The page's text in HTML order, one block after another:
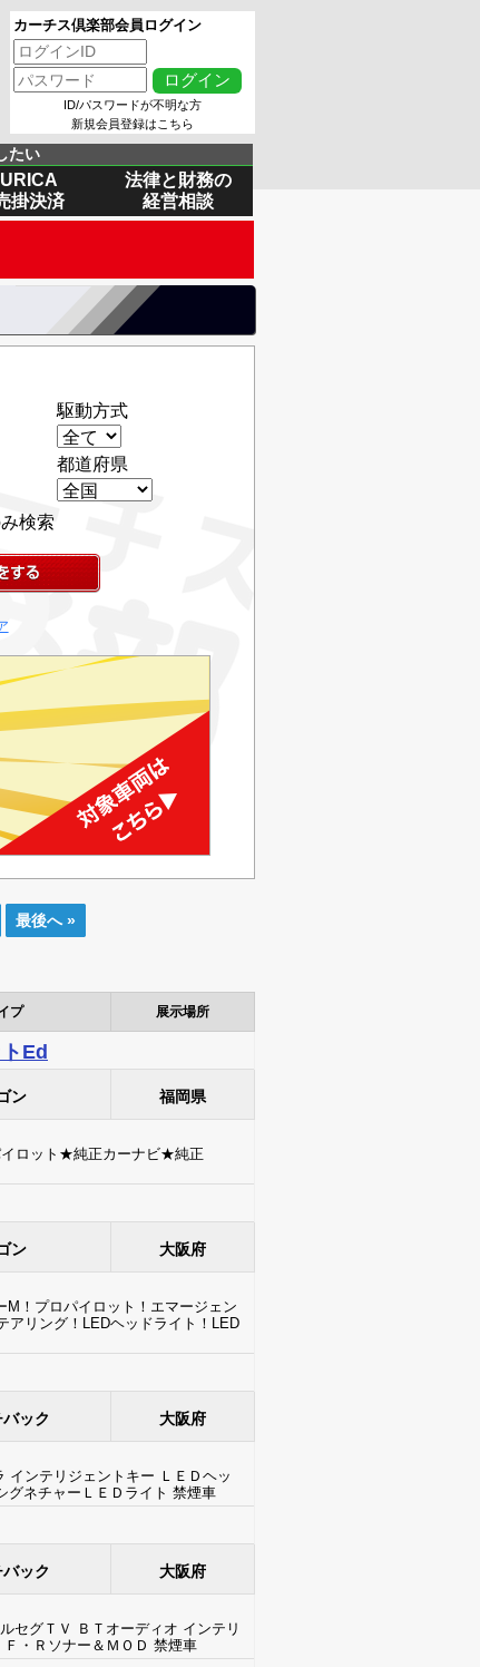
カーチス倶楽部会員ログイン
ID/パスワードが不明な方
新規会員登録はこちら
たい
URICA
掛決済
法律と財務の
経営相談
駆動方式
都道府県
検索
最後へ »
プ 展示場所
Ed
ン 福岡県
ロット★純正カーナビ★純正
ン 大阪府
！プロパイロット！エマージェン
アリング！LEDヘッドライト！LED
ック 大阪府
インテリジェントキー ＬＥＤヘッ
グネチャーＬＥＤライト 禁煙車
ック 大阪府
セグＴＶ ＢＴオーディオ インテリ
・Ｒソナー＆ＭＯＤ 禁煙車